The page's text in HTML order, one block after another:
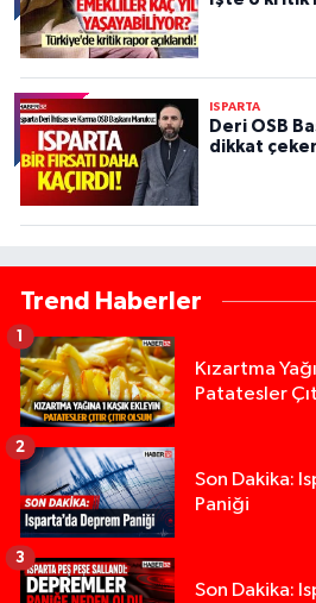
ISPARTA
Deri OSB
dikkat
Trend Haberler
Kızartma
Patatesler
1
Son Dakika:
Paniği
2
Son Dakika:
3